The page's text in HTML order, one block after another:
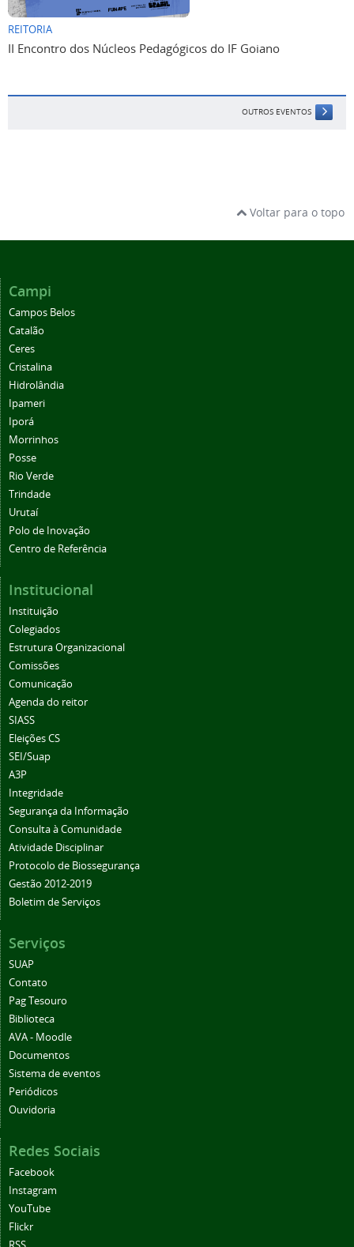
REITORIA
II Encontro dos Núcleos Pedagógicos do IF Goiano
OUTROS EVENTOS
Voltar para o topo
Campi
Campos Belos
Catalão
Ceres
Cristalina
Hidrolândia
Ipameri
Iporá
Morrinhos
Posse
Rio Verde
Trindade
Urutaí
Polo de Inovação
Centro de Referência
Institucional
Instituição
Colegiados
Estrutura Organizacional
Comissões
Comunicação
Agenda do reitor
SIASS
Eleições CS
SEI/Suap
A3P
Integridade
Segurança da Informação
Consulta à Comunidade
Atividade Disciplinar
Protocolo de Biossegurança
Gestão 2012-2019
Boletim de Serviços
Serviços
SUAP
Contato
Pag Tesouro
Biblioteca
AVA - Moodle
Documentos
Sistema de eventos
Periódicos
Ouvidoria
Redes Sociais
Facebook
Instagram
YouTube
Flickr